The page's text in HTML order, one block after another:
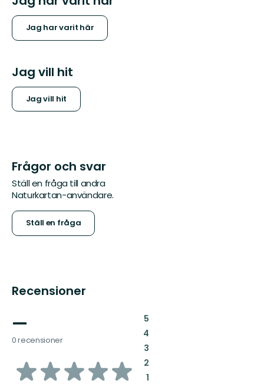
Jag har varit här
Jag vill hit
Jag vill hit
Frågor och svar
Ställ en fråga till andra
Naturkartan-användare.
Ställ en fråga
Recensioner
—
0 recensioner
av
5:
4:
3:
2:
1: